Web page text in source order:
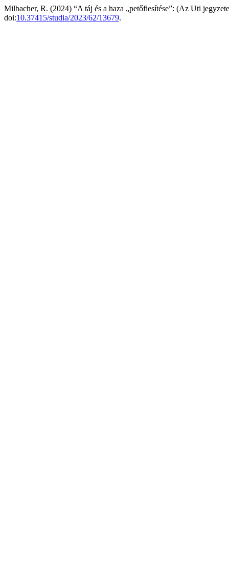
Milbacher, R. (2024) “A táj és a haza „petőfiesítése”: (Az Uti
doi:10.37415/studia/2023/62/13679.